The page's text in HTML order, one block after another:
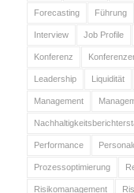
Forecasting Führung
Interview Job Profile
Konferenz
Leadership Liquidität
Management
Performance
Prozessoptimierung
Risikomanagement